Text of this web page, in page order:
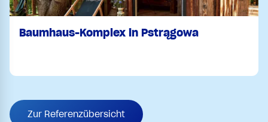
Baumhaus-Komplex in Pstrągowa
Zur Referenzübersicht